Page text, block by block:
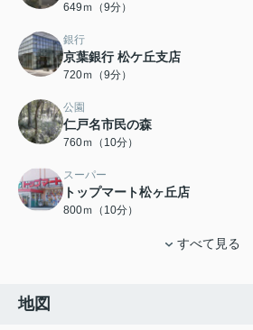
649ｍ（9分）
銀行
京葉銀行 松ケ丘支店
720ｍ（9分）
公園
仁戸名市民の森
760ｍ（10分）
スーパー
トップマート松ヶ丘店
800ｍ（10分）
すべて見る
地図